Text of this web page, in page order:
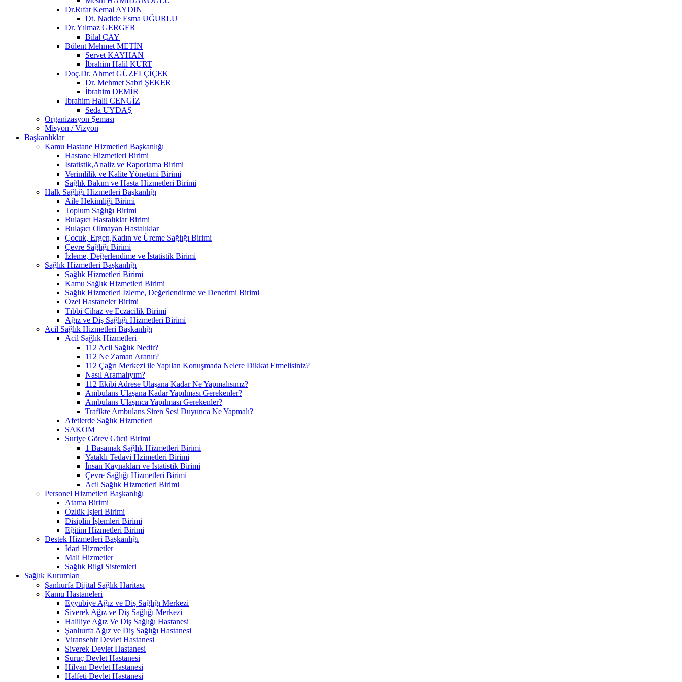
Dr.Rıfat Kemal AYDIN
Dt. Nadide Esma UĞURLU
Dr. Yılmaz GERGER
Bilal ÇAY
Bülent Mehmet METİN
Servet KAYHAN
İbrahim Halil KURT
Doç.Dr. Ahmet GÜZELÇİÇEK
Dr. Mehmet Sabri ŞEKER
İbrahim DEMİR
İbrahim Halil CENGİZ
Seda UYDAŞ
Organizasyon Şeması
Misyon / Vizyon
Başkanlıklar
Kamu Hastane Hizmetleri Başkanlığı
Hastane Hizmetleri Birimi
İstatistik,Analiz ve Raporlama Birimi
Verimlilik ve Kalite Yönetimi Birimi
Sağlık Bakım ve Hasta Hizmetleri Birimi
Halk Sağlığı Hizmetleri Başkanlığı
Aile Hekimliği Birimi
Toplum Sağlığı Birimi
Bulaşıcı Hastalıklar Birimi
Bulaşıcı Olmayan Hastalıklar
Çocuk, Ergen,Kadın ve Üreme Sağlığı Birimi
Çevre Sağlığı Birimi
İzleme, Değerlendime ve İstatistik Birimi
Sağlık Hizmetleri Başkanlığı
Sağlık Hizmetleri Birimi
Kamu Sağlık Hizmetleri Birimi
Sağlık Hizmetleri İzleme, Değerlendirme ve Denetimi Birimi
Özel Hastaneler Birimi
Tıbbi Cihaz ve Eczacilik Birimi
Ağız ve Diş Sağlığı Hizmetleri Birimi
Acil Sağlık Hizmetleri Başkanlığı
Acil Sağlık Hizmetleri
112 Acil Sağlık Nedir?
112 Ne Zaman Aranır?
112 Çağrı Merkezi ile Yapılan Konuşmada Nelere Dikkat Etmelisiniz?
Nasıl Aramalıyım?
112 Ekibi Adrese Ulaşana Kadar Ne Yapmalısınız?
Ambulans Ulaşana Kadar Yapılması Gerekenler?
Ambulans Ulaşınca Yapılması Gerekenler?
Trafikte Ambulans Siren Sesi Duyunca Ne Yapmalı?
Afetlerde Sağlık Hizmetleri
SAKOM
Suriye Görev Gücü Birimi
1 Basamak Sağlık Hizmetleri Birimi
Yataklı Tedavi Hzimetleri Birimi
İnsan Kaynakları ve İstatistik Birimi
Çevre Sağlığı Hizmetleri Birimi
Acil Sağlık Hizmetleri Birimi
Personel Hizmetleri Başkanlığı
Atama Birimi
Özlük İşleri Birimi
Disiplin İşlemleri Birimi
Eğitim Hizmetleri Birimi
Destek Hizmetleri Başkanlığı
İdari Hizmetler
Mali Hizmetler
Sağlık Bilgi Sistemleri
Sağlık Kurumları
Şanlıurfa Dijital Sağlık Haritası
Kamu Hastaneleri
Eyyubiye Ağız ve Diş Sağlığı Merkezi
Siverek Ağız ve Diş Sağlığı Merkezi
Haliliye Ağız Ve Diş Sağlığı Hastanesi
Şanlıurfa Ağız ve Diş Sağlığı Hastanesi
Viransehir Devlet Hastanesi
Siverek Devlet Hastanesi
Suruç Devlet Hastanesi
Hilvan Devlet Hastanesi
Halfeti Devlet Hastanesi